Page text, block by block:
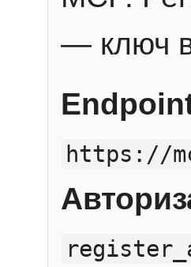
— ключ
https://